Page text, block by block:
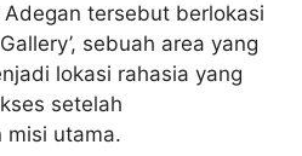
Adegan tersebut berlokasi
sebuah area yang
lokasi rahasia yang
setelah
misi utama.